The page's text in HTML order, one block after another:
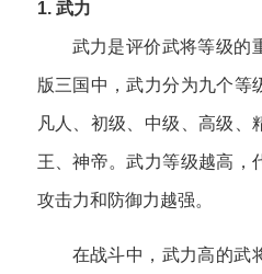
1. 武力
武力是评价武将等级的
版三国中，武力分为九个等
凡人、初级、中级、高级、
王、神帝。武力等级越高，
攻击力和防御力越强。
在战斗中，武力高的武